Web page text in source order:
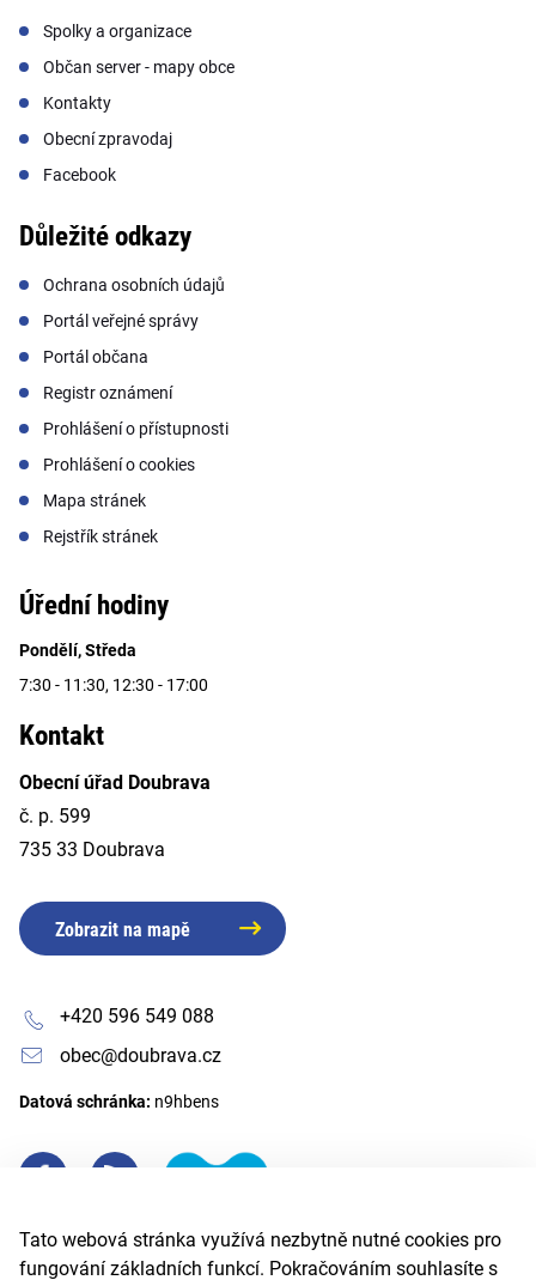
Tato webová stránka využívá nezbytně nutné cookies pro
fungování základních funkcí. Pokračováním souhlasíte s
Spolky a organizace
Občan server - mapy obce
Kontakty
Obecní zpravodaj
Facebook
Důležité odkazy
Ochrana osobních údajů
Portál veřejné správy
Portál občana
Registr oznámení
Prohlášení o přístupnosti
Prohlášení o cookies
Mapa stránek
Rejstřík stránek
Úřední hodiny
Pondělí, Středa
7:30 - 11:30, 12:30 - 17:00
Kontakt
Obecní úřad Doubrava
č. p. 599
735 33 Doubrava
Zobrazit na mapě
+420 596 549 088
obec@doubrava.cz
Datová schránka: n9hbens